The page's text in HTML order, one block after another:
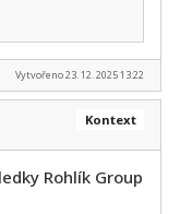
Vytvořeno 23. 12. 2025 13:22
Kontext
Rohlík Group